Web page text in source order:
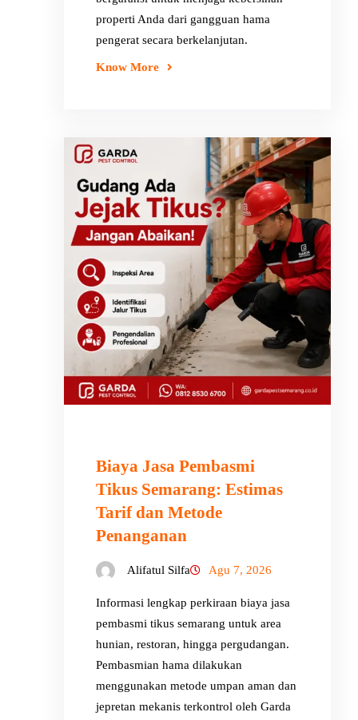
properti Anda dari gangguan hama
pengerat secara berkelanjutan.
Know More
Biaya Jasa Pembasmi
Tikus Semarang: Estimas
Tarif dan Metode
Penanganan
Alifatul Silfa Agu 7, 2026
Informasi lengkap perkiraan biaya jasa
pembasmi tikus semarang untuk area
hunian, restoran, hingga pergudangan.
Pembasmian hama dilakukan
menggunakan metode umpan aman dan
jepretan mekanis terkontrol oleh Garda